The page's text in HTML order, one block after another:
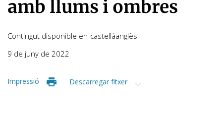
amb llums i ombres
Contingut disponible en castellàanglès
9 de juny de 2022
Impressió Descarregar fitxer